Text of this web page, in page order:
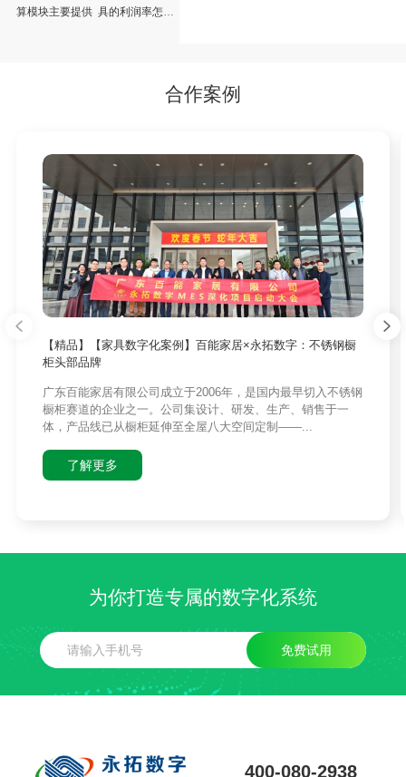
算模块主要提供 具的利润率怎么
合作案例
【精品】【家具数字化案例】百能家居×永拓数字：不锈钢橱
柜头部品牌
广东百能家居有限公司成立于2006年，是国内最早切入不锈钢
橱柜赛道的企业之一。公司集设计、研发、生产、销售于一
体，产品线已从橱柜延伸至全屋八大空间定制——...
了解更多
为你打造专属的数字化系统
免费试用
400-080-2938